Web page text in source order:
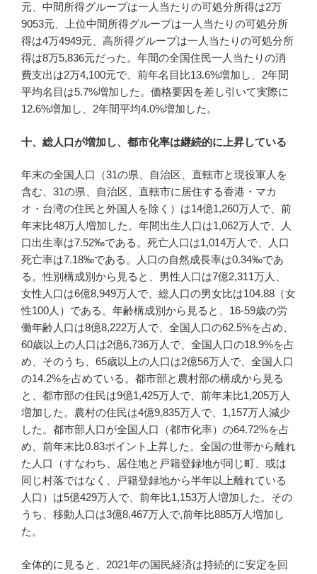
元、中間所得グループは一人当たりの可処分所得は2万
9053元、上位中間所得グループは一人当たりの可処分所
得は4万4949元、高所得グループは一人当たりの可処分所
得は8万5,836元だった。年間の全国住民一人当たりの消
費支出は2万4,100元で、前年名目比13.6%増加し、2年間
平均名目は5.7%増加した。価格要因を差し引いて実際に
12.6%増加し、2年間平均4.0%増加した。
十、総人口が増加し、都市化率は継続的に上昇している
年末の全国人口（31の県、自治区、直轄市と現役軍人を
含む、31の県、自治区、直轄市に居住する香港・マカ
オ・台湾の住民と外国人を除く）は14億1,260万人で、前
年末比48万人増加した。年間出生人口は1,062万人で、人
口出生率は7.52‰である。死亡人口は1,014万人で、人口
死亡率は7.18‰である。人口の自然成長率は0.34‰であ
る。性別構成別から見ると、男性人口は7億2,311万人、
女性人口は6億8,949万人で、総人口の男女比は104.88（女
性100人）である。年齢構成別から見ると、16-59歳の労
働年齢人口は8億8,222万人で、全国人口の62.5%を占め、
60歳以上の人口は2億6,736万人で、全国人口の18.9%を占
め、そのうち、65歳以上の人口は2億56万人で、全国人口
の14.2%を占めている。都市部と農村部の構成から見る
と、都市部の住民は9億1,425万人で、前年末比1,205万人
増加した。農村の住民は4億9,835万人で、1,157万人減少
した。都市部人口が全国人口（都市化率）の64.72%を占
め、前年末比0.83ポイント上昇した。全国の世帯から離れ
た人口（すなわち、居住地と戸籍登録地が同じ町、或は
同じ村落ではなく、戸籍登録地から半年以上離れている
人口）は5億429万人で、前年比1,153万人増加した。その
うち、移動人口は3億8,467万人で,前年比885万人増加し
た。
全体的に見ると、2021年の国民経済は持続的に安定を回